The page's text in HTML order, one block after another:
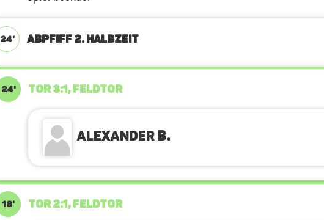
24' ABPFIFF 2. Halbzeit
24' TOR 3:1, FELDTOR
AlexanderB.
18' TOR 2:1, FELDTOR